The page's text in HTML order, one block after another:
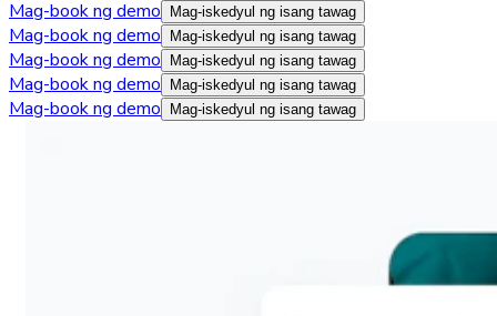
Mag-book ng demo Mag-iskedyul ng isang tawag
Mag-book ng demo Mag-iskedyul ng isang tawag
Mag-book ng demo Mag-iskedyul ng isang tawag
Mag-book ng demo Mag-iskedyul ng isang tawag
Mag-book ng demo Mag-iskedyul ng isang tawag